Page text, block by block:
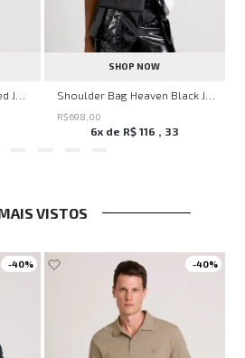
SHOP NOW
R$698 00
6x de R$ 116 , 33
VISTOS
-40% -40%